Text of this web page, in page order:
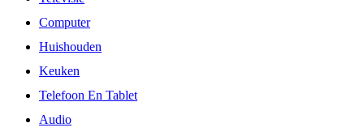
Computer
Huishouden
Keuken
Telefoon En Tablet
Audio